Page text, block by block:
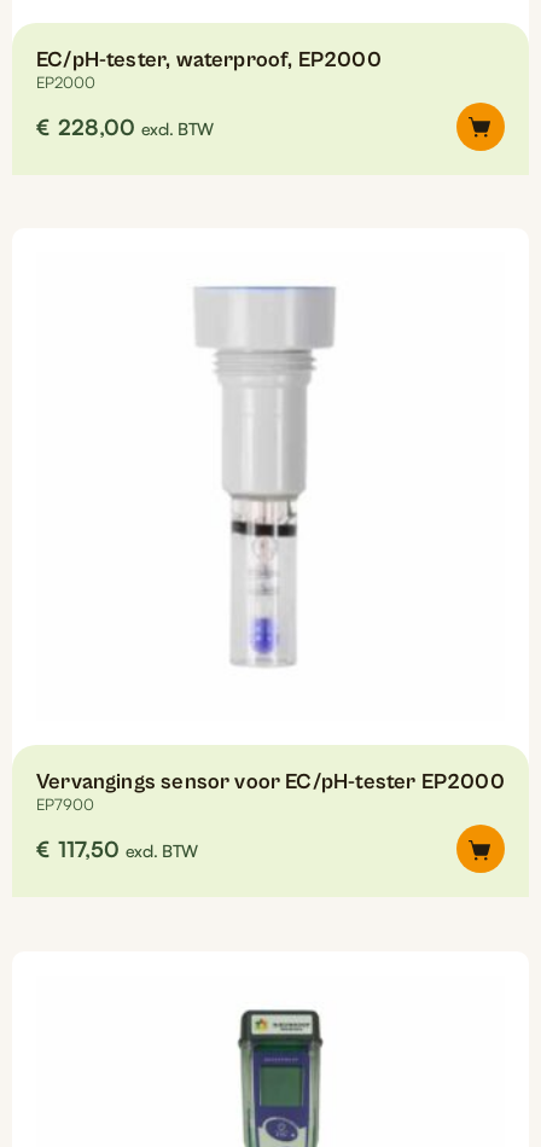
EC/pH-tester, waterproof, EP2000
EP2000
€ 228,00 excl. BTW
Vervangings sensor voor EC/pH-tester EP2000
EP7900
€ 117,50 excl. BTW